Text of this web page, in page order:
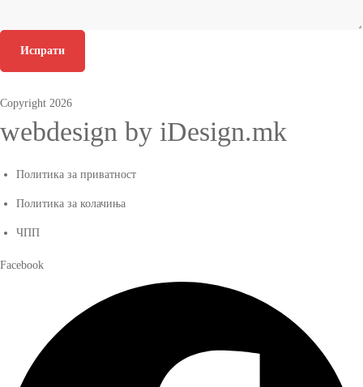
Испрати
Copyright 2026
webdesign by iDesign.mk
Политика за приватност
Политика за колачиња
ЧПП
Facebook